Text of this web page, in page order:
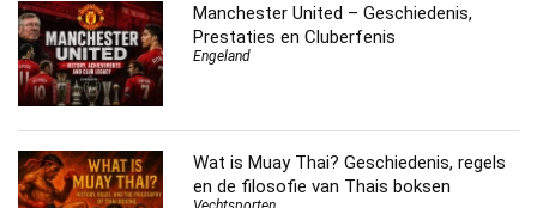
Manchester United – Geschiedenis,
Prestaties en Cluberfenis
Engeland
Wat is Muay Thai? Geschiedenis, regels
en de filosofie van Thais boksen